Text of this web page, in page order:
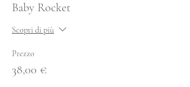
Baby Rocket
Scopri di più
Prezzo
38,00 €